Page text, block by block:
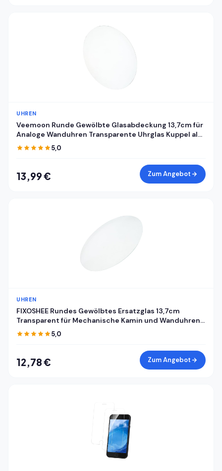
UHREN
Veemoon Runde Gewölbte Glasabdeckung 13,7cm für
Analoge Wanduhren Transparente Uhrglas Kuppel als
Ersatz Staubdichte Klare Uhrenglasabdeckung für
Selbstgemacht Uhrreparatur
5,0
13,99 € Zum Angebot
UHREN
FIXOSHEE Rundes Gewölbtes Ersatzglas 13,7cm
Transparent für Mechanische Kamin und Wanduhren
mit Uhrkuppel und Zifferblattabdeckung
5,0
12,78 € Zum Angebot